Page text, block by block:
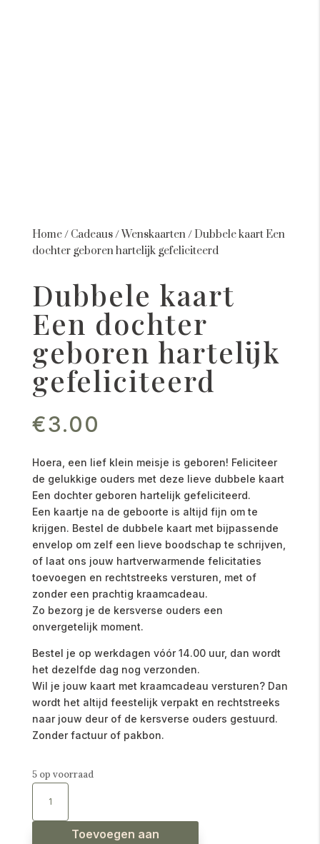
Home/ Cadeaus/ Wenskaarten/ Dubbele kaart Een
dochter geboren hartelijk gefeliciteerd
Dubbele kaart
Een dochter
geboren hartelijk
gefeliciteerd
€3.00
Hoera, een lief klein meisje is geboren! Feliciteer
de gelukkige ouders met deze lieve dubbele kaart
Een dochter geboren hartelijk gefeliciteerd.
Een kaartje na de geboorte is altijd fijn om te
krijgen. Bestel de dubbele kaart met bijpassende
envelop om zelf een lieve boodschap te schrijven,
of laat ons jouw hartverwarmende felicitaties
toevoegen en rechtstreeks versturen, met of
zonder een prachtig kraamcadeau.
Zo bezorg je de kersverse ouders een
onvergetelijk moment.
Bestel je op werkdagen vóór 14.00 uur, dan wordt
het dezelfde dag nog verzonden.
Wil je jouw kaart met kraamcadeau versturen? Dan
wordt het altijd feestelijk verpakt en rechtstreeks
naar jouw deur of de kersverse ouders gestuurd.
Zonder factuur of pakbon.
5 op voorraad
Dubbele
geboren
gefeliciteerdToevoegen aan